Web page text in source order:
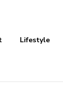
Lifestyle